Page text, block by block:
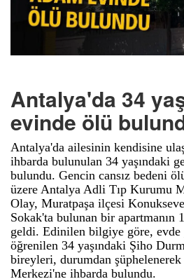
Antalya'da 34
evinde ölü
Antalya'da ailesinin kendisine
ihbarda bulunulan 34 yaşındaki
bulundu. Gencin cansız bedeni
üzere Antalya Adli Tıp Kurumu
Olay, Muratpaşa ilçesi
Sokak'ta bulunan bir apartmanın
geldi. Edinilen bilgiye göre, evde
öğrenilen 34 yaşındaki Şiho
bireyleri, durumdan
Merkezi'ne ihbarda bulundu.